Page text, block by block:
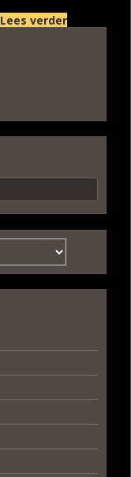
Lees verder